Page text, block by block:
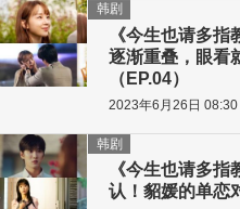
《今生也请多
逐渐重叠，眼看
（EP.04）
韩剧
2023年6月26日 08:30
《今生也请多
认！貂媛的单恋
韩剧